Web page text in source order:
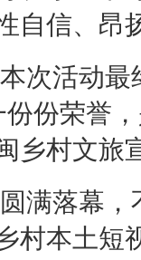
自信、昂
次活动
份份荣誉
乡村文旅
满落幕
村本土短